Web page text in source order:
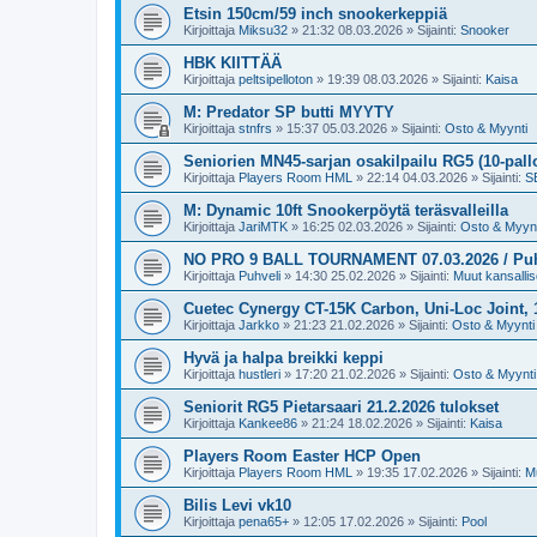
Etsin 150cm/59 inch snookerkeppiä
Kirjoittaja Miksu32 » 21:32 08.03.2026 » Sijainti: Snooker
HBK KIITTÄÄ
Kirjoittaja peltsipelloton » 19:39 08.03.2026 » Sijainti: Kaisa
M: Predator SP butti MYYTY
Kirjoittaja stnfrs » 15:37 05.03.2026 » Sijainti: Osto & Myynti
Seniorien MN45-sarjan osakilpailu RG5 (10-
Kirjoittaja Players Room HML » 22:14 04.03.2026 » Sijainti:
M: Dynamic 10ft Snookerpöytä teräsvalleilla
Kirjoittaja JariMTK » 16:25 02.03.2026 » Sijainti: Osto &
NO PRO 9 BALL TOURNAMENT 07.03.2026 /
Kirjoittaja Puhveli » 14:30 25.02.2026 » Sijainti: Muut
Cuetec Cynergy CT-15K Carbon, Uni-Loc Joint,
Kirjoittaja Jarkko » 21:23 21.02.2026 » Sijainti: Osto & Myynti
Hyvä ja halpa breikki keppi
Kirjoittaja hustleri » 17:20 21.02.2026 » Sijainti: Osto & Myynti
Seniorit RG5 Pietarsaari 21.2.2026 tulokset
Kirjoittaja Kankee86 » 21:24 18.02.2026 » Sijainti: Kaisa
Players Room Easter HCP Open
Kirjoittaja Players Room HML » 19:35 17.02.2026 » Sijainti:
Bilis Levi vk10
Kirjoittaja pena65+ » 12:05 17.02.2026 » Sijainti: Pool